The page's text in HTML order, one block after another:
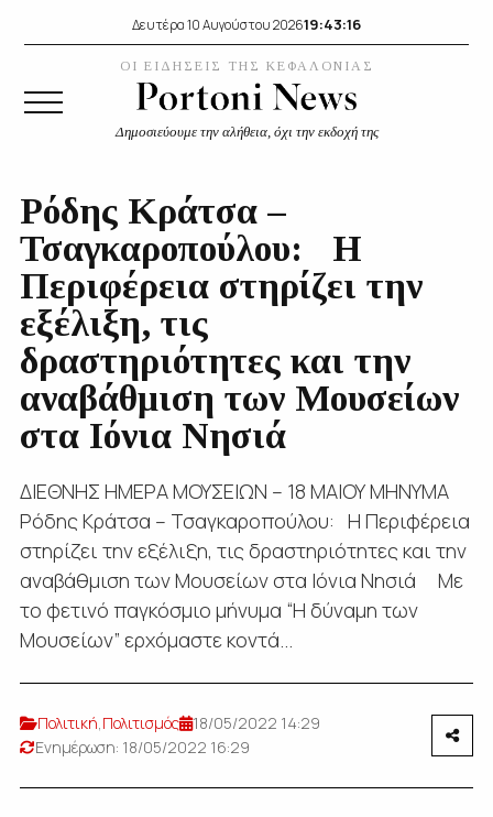
Δευτέρα 10 Αυγούστου 202619:43:17
ΟΙ ΕΙΔΗΣΕΙΣ ΤΗΣ ΚΕΦΑΛΟΝΙΑΣ
Δημοσιεύουμε την αλήθεια, όχι την εκδοχή της
Ρόδης Κράτσα –
Τσαγκαροπούλου: Η
Περιφέρεια στηρίζει την
εξέλιξη, τις
δραστηριότητες και την
αναβάθμιση των Μουσείων
στα Ιόνια Νησιά
ΔΙΕΘΝΗΣ ΗΜΕΡΑ ΜΟΥΣΕΙΩΝ – 18 ΜΑΙΟΥ ΜΗΝΥΜΑ
Ρόδης Κράτσα – Τσαγκαροπούλου: Η Περιφέρεια
στηρίζει την εξέλιξη, τις δραστηριότητες και την
αναβάθμιση των Μουσείων στα Ιόνια Νησιά Με
το φετινό παγκόσμιο μήνυμα “Η δύναμη των
Μουσείων” ερχόμαστε κοντά...
Πολιτική,Πολιτισμός
18/05/2022 14:29
Ενημέρωση: 18/05/2022 16:29